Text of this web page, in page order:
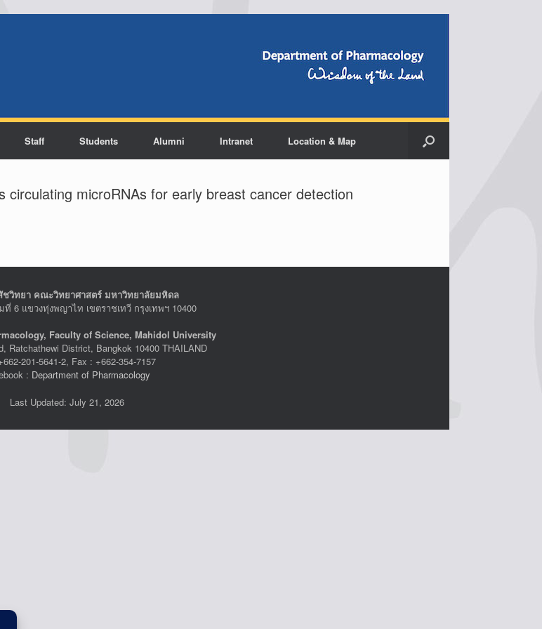
Staff Students Alumni Intranet Location & Map
circulating microRNAs for early breast cancer detection
ชวิทยา คณะวิทยาศาสตร์ มหาวิทยาลัยมหิดล
6 แขวงทุ่งพญาไท เขตราชเทวี กรุงเทพฯ 10400
Faculty of Science, Mahidol University
Ratchathewi District, Bangkok 10400 THAILAND
201-5641-2, Fax : +662-354-7157
: Department of Pharmacology
Last Updated: July 21, 2026